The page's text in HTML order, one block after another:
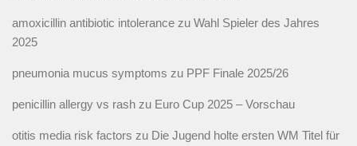
amoxicillin antibiotic intolerance zu Wahl Spieler des Jahres
2025
pneumonia mucus symptoms zu PPF Finale 2025/26
penicillin allergy vs rash zu Euro Cup 2025 – Vorschau
otitis media risk factors zu Die Jugend holte ersten WM Titel für